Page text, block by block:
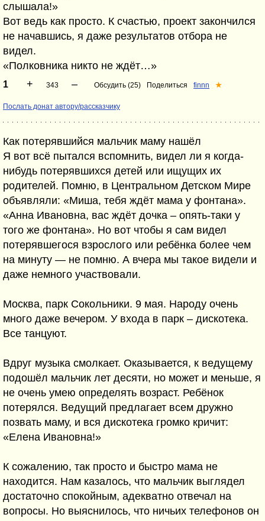
слышала!»
Вот ведь как просто. К счастью, проект закончился
не начавшись, я даже результатов отбора не
видел.
«Полковника никто не ждёт…»
1 + 343 – Обсудить (25) Поделиться finnn ★
Послать донат автору/рассказчику
Как потерявшийся мальчик маму нашёл
Я вот всё пытался вспомнить, видел ли я когда-
нибудь потерявшихся детей или ищущих их
родителей. Помню, в Центральном Детском Мире
объявляли: «Миша, тебя ждёт мама у фонтана».
«Анна Ивановна, вас ждёт дочка – опять-таки у
того же фонтана». Но вот чтобы я сам видел
потерявшегося взрослого или ребёнка более чем
на минуту — не помню. А вчера мы такое видели и
даже немного участвовали.
Москва, парк Сокольники. 9 мая. Народу очень
много даже вечером. У входа в парк – дискотека.
Все танцуют.
Вдруг музыка смолкает. Оказывается, к ведущему
подошёл мальчик лет десяти, но может и меньше, я
не очень умею определять возраст. Ребёнок
потерялся. Ведущий предлагает всем дружно
позвать маму, и вся дискотека громко кричит:
«Елена Ивановна!»
К сожалению, так просто и быстро мама не
находится. Нам казалось, что мальчик выглядел
достаточно спокойным, адекватно отвечал на
вопросы. Но выяснилось, что ничьих телефонов он